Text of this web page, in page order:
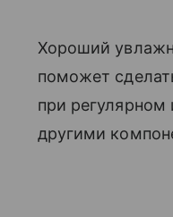
Хороший
поможет
при регулярном
другими